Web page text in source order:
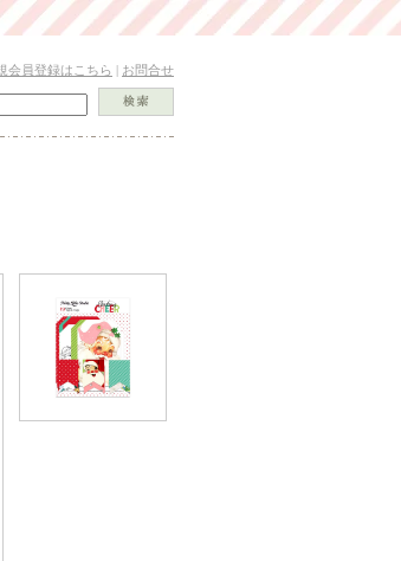
会員登録はこちら | お問合せ